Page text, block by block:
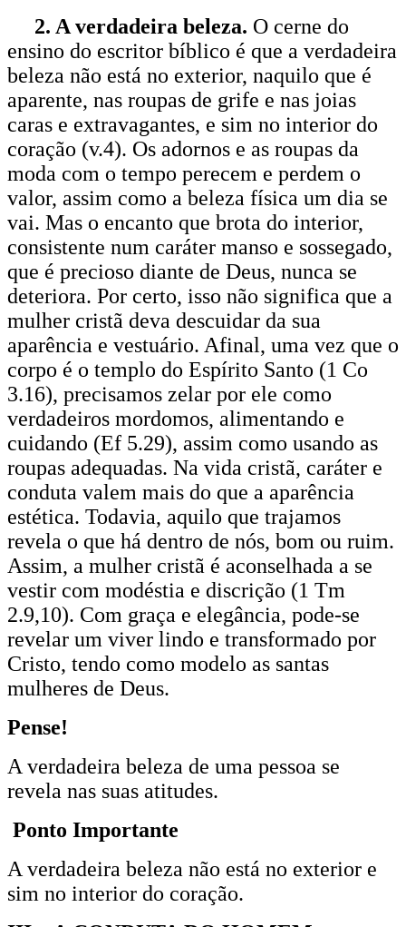
2. A verdadeira beleza. O cerne do
ensino do escritor bíblico é que a verdadeira
beleza não está no exterior, naquilo que é
aparente, nas roupas de grife e nas joias
caras e extravagantes, e sim no interior do
coração (v.4). Os adornos e as roupas da
moda com o tempo perecem e perdem o
valor, assim como a beleza física um dia se
vai. Mas o encanto que brota do interior,
consistente num caráter manso e sossegado,
que é precioso diante de Deus, nunca se
deteriora. Por certo, isso não significa que a
mulher cristã deva descuidar da sua
aparência e vestuário. Afinal, uma vez que o
corpo é o templo do Espírito Santo (1 Co
3.16), precisamos zelar por ele como
verdadeiros mordomos, alimentando e
cuidando (Ef 5.29), assim como usando as
roupas adequadas. Na vida cristã, caráter e
conduta valem mais do que a aparência
estética. Todavia, aquilo que trajamos
revela o que há dentro de nós, bom ou ruim.
Assim, a mulher cristã é aconselhada a se
vestir com modéstia e discrição (1 Tm
2.9,10). Com graça e elegância, pode-se
revelar um viver lindo e transformado por
Cristo, tendo como modelo as santas
mulheres de Deus.
Pense!
A verdadeira beleza de uma pessoa se
revela nas suas atitudes.
Ponto Importante
A verdadeira beleza não está no exterior e
sim no interior do coração.